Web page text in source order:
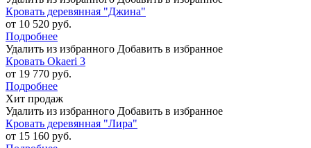
Кровать деревянная "Джина"
от 10 520 руб.
Подробнее
Удалить из избранного Добавить в избранное
Кровать Okaeri 3
от 19 770 руб.
Подробнее
Хит продаж
Удалить из избранного Добавить в избранное
Кровать деревянная "Лира"
от 15 160 руб.